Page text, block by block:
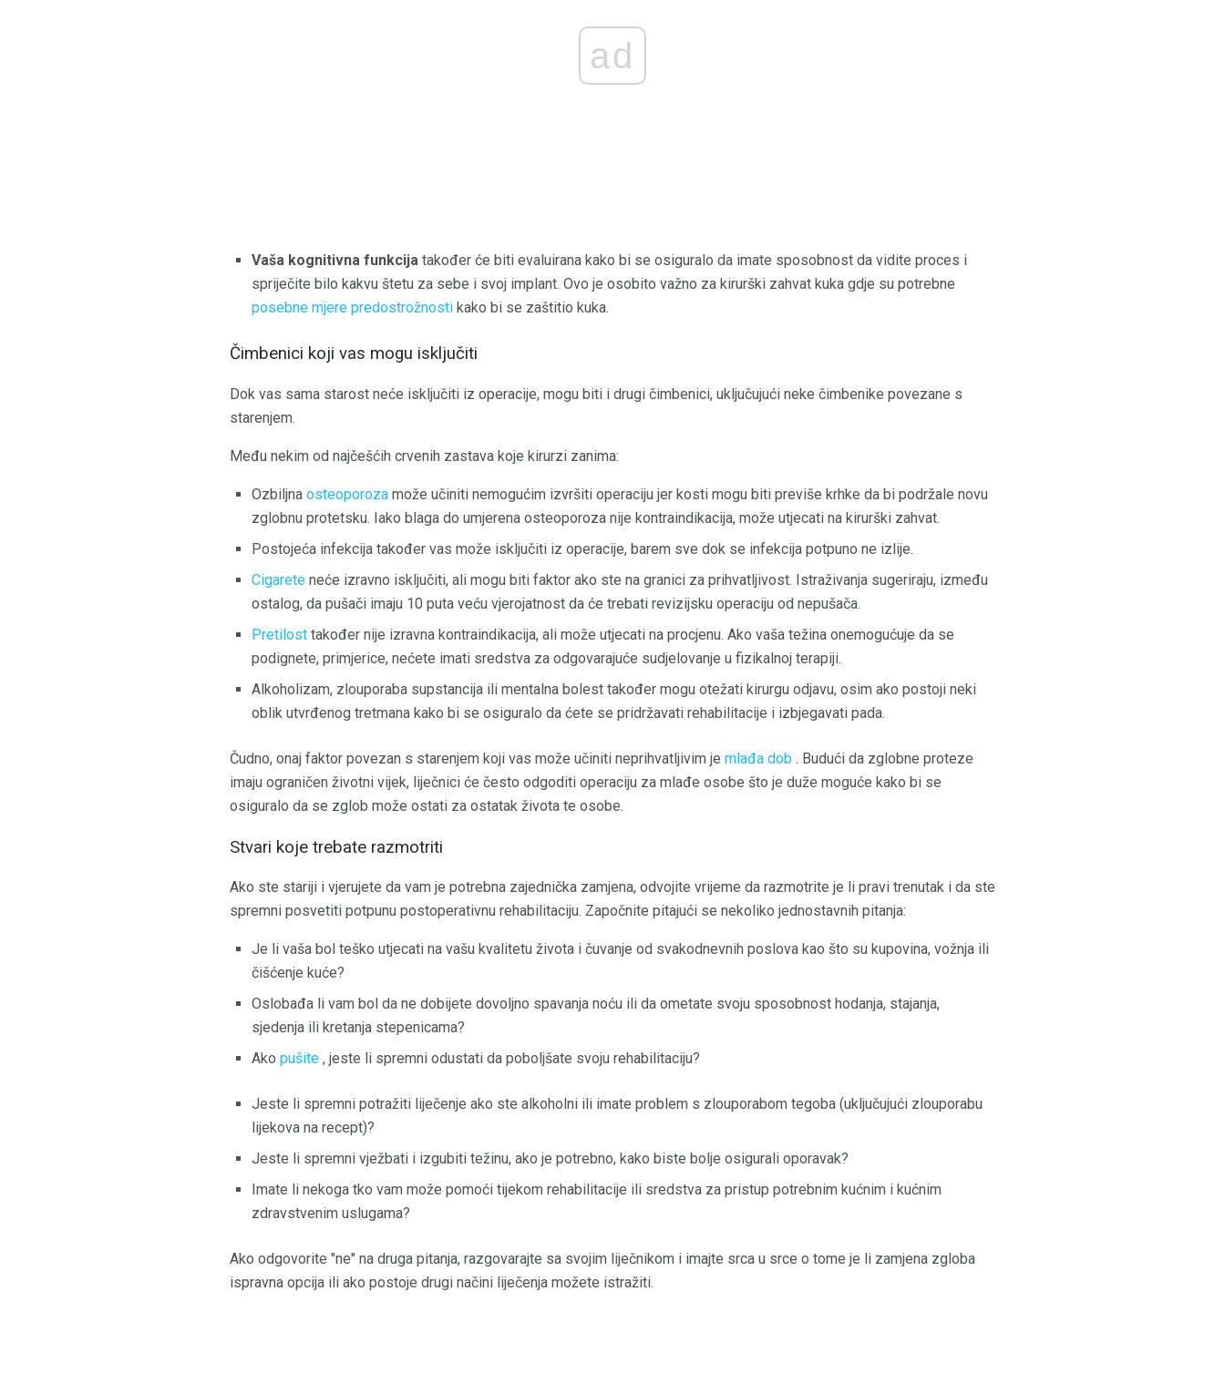
ad
Vaša kognitivna funkcija također će biti evaluirana kako bi se osiguralo da imate sposobnost da vidite proces i
spriječite bilo kakvu štetu za sebe i svoj implant. Ovo je osobito važno za kirurški zahvat kuka gdje su potrebne
posebne mjere predostrožnosti kako bi se zaštitio kuka.
Čimbenici koji vas mogu isključiti
Dok vas sama starost neće isključiti iz operacije, mogu biti i drugi čimbenici, uključujući neke čimbenike povezane s
starenjem.
Među nekim od najčešćih crvenih zastava koje kirurzi zanima:
Ozbiljna osteoporoza može učiniti nemogućim izvršiti operaciju jer kosti mogu biti previše krhke da bi podržale novu
zglobnu protetsku. Iako blaga do umjerena osteoporoza nije kontraindikacija, može utjecati na kirurški zahvat.
Postojeća infekcija također vas može isključiti iz operacije, barem sve dok se infekcija potpuno ne izlije.
Cigarete neće izravno isključiti, ali mogu biti faktor ako ste na granici za prihvatljivost. Istraživanja sugeriraju, između
ostalog, da pušači imaju 10 puta veću vjerojatnost da će trebati revizijsku operaciju od nepušača.
Pretilost također nije izravna kontraindikacija, ali može utjecati na procjenu. Ako vaša težina onemogućuje da se
podignete, primjerice, nećete imati sredstva za odgovarajuće sudjelovanje u fizikalnoj terapiji.
Alkoholizam, zlouporaba supstancija ili mentalna bolest također mogu otežati kirurgu odjavu, osim ako postoji neki
oblik utvrđenog tretmana kako bi se osiguralo da ćete se pridržavati rehabilitacije i izbjegavati pada.
Čudno, onaj faktor povezan s starenjem koji vas može učiniti neprihvatljivim je mlađa dob . Budući da zglobne proteze
imaju ograničen životni vijek, liječnici će često odgoditi operaciju za mlađe osobe što je duže moguće kako bi se
osiguralo da se zglob može ostati za ostatak života te osobe.
Stvari koje trebate razmotriti
Ako ste stariji i vjerujete da vam je potrebna zajednička zamjena, odvojite vrijeme da razmotrite je li pravi trenutak i da ste
spremni posvetiti potpunu postoperativnu rehabilitaciju. Započnite pitajući se nekoliko jednostavnih pitanja:
Je li vaša bol teško utjecati na vašu kvalitetu života i čuvanje od svakodnevnih poslova kao što su kupovina, vožnja ili
čišćenje kuće?
Oslobađa li vam bol da ne dobijete dovoljno spavanja noću ili da ometate svoju sposobnost hodanja, stajanja,
sjedenja ili kretanja stepenicama?
Ako pušite , jeste li spremni odustati da poboljšate svoju rehabilitaciju?
Jeste li spremni potražiti liječenje ako ste alkoholni ili imate problem s zlouporabom tegoba (uključujući zlouporabu
lijekova na recept)?
Jeste li spremni vježbati i izgubiti težinu, ako je potrebno, kako biste bolje osigurali oporavak?
Imate li nekoga tko vam može pomoći tijekom rehabilitacije ili sredstva za pristup potrebnim kućnim i kućnim
zdravstvenim uslugama?
Ako odgovorite "ne" na druga pitanja, razgovarajte sa svojim liječnikom i imajte srca u srce o tome je li zamjena zgloba
ispravna opcija ili ako postoje drugi načini liječenja možete istražiti.